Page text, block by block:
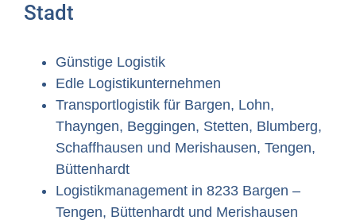
Stadt
Günstige Logistik
Edle Logistikunternehmen
Transportlogistik für Bargen, Lohn,
Thayngen, Beggingen, Stetten, Blumberg,
Schaffhausen und Merishausen, Tengen,
Büttenhardt
Logistikmanagement in 8233 Bargen –
Tengen, Büttenhardt und Merishausen